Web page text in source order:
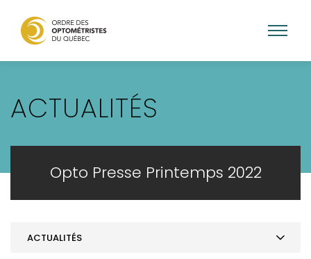
contenu
ACTUALITÉS
Opto Presse Printemps 2022
ACTUALITÉS